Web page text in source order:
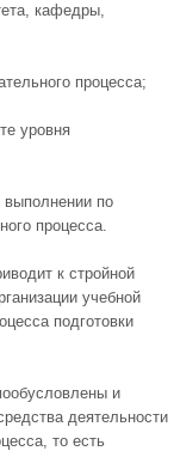
кафедры,
процесса;
уровня
выполнении по
процесса.
к стройной
учебной
подготовки
и
деятельности
то есть